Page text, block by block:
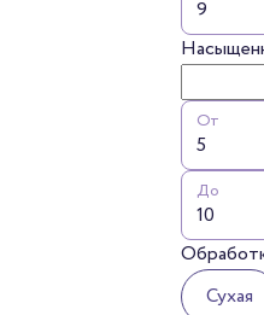
От
До
Сухая